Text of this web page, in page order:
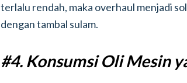
terlalu rendah, maka overhaul menjadi
dengan tambal sulam.
#4. Konsumsi Oli Mesin